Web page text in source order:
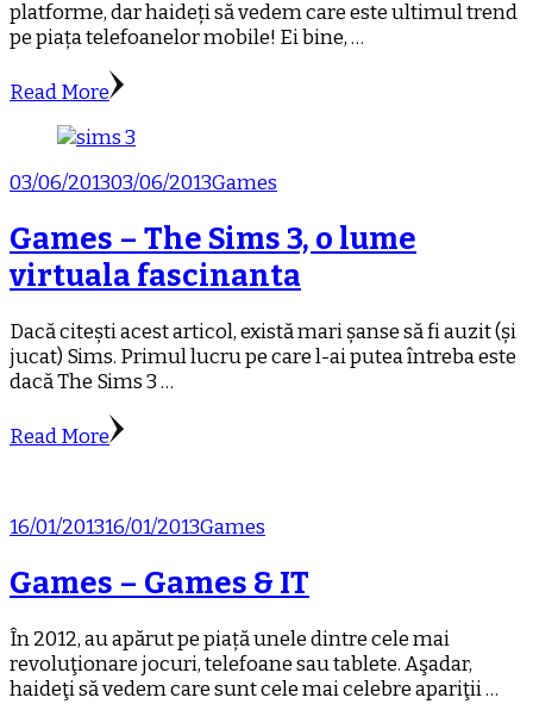
platforme, dar haideți să vedem care este ultimul trend
pe piața telefoanelor mobile! Ei bine, …
Read More
03/06/201303/06/2013Games
Games – The Sims 3, o lume
virtuala fascinanta
Dacă citești acest articol, există mari șanse să fi auzit (și
jucat) Sims. Primul lucru pe care l-ai putea întreba este
dacă The Sims 3 …
Read More
16/01/201316/01/2013Games
Games – Games & IT
În 2012, au apărut pe piață unele dintre cele mai
revoluţionare jocuri, telefoane sau tablete. Aşadar,
haideţi să vedem care sunt cele mai celebre apariţii …